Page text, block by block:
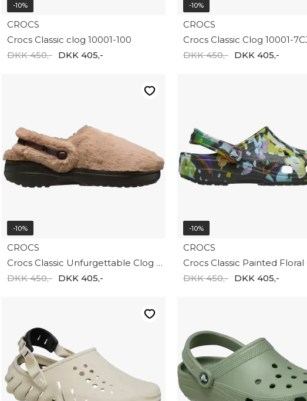
-10%
CROCS
Crocs Classic clog 10001-100
DKK 450,- DKK 405,-
-10%
CROCS
Crocs Classic Clog 10001-
DKK 450,- DKK 405,-
-10%
CROCS
Crocs Classic Unfurgettable Clog MCc 211116-2JJ
DKK 450,- DKK 405,-
-10%
CROCS
DKK 450,- DKK 405,-